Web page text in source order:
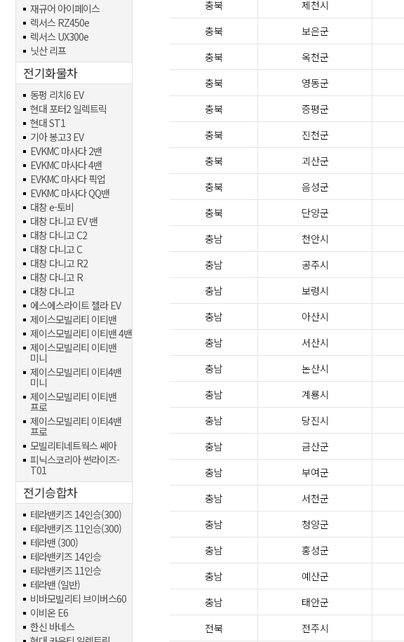
재규어 아이페이스
렉서스 RZ450e
렉서스 UX300e
닛산 리프
전기화물차
동펑 리치6 EV
현대 포터2 일렉트릭
현대 ST1
기아 봉고3 EV
EVKMC 마사다 2밴
EVKMC 마사다 4밴
EVKMC 마사다 픽업
EVKMC 마사다 QQ밴
대창 e-토비
대창 다니고 EV 밴
대창 다니고 C2
대창 다니고 C
대창 다니고 R2
대창 다니고 R
대창 다니고
에스에스라이트 젤라 EV
제이스모빌리티 이티밴
제이스모빌리티 이티밴 4밴
제이스모빌리티 이티밴
미니
제이스모빌리티 이티4밴
미니
제이스모빌리티 이티밴
프로
제이스모빌리티 이티4밴
프로
모빌리티네트웍스 쎄아
피닉스코리아 썬라이즈-
T01
전기승합차
테라밴키즈 14인승(300)
테라밴키즈 11인승(300)
테라밴 (300)
테라밴키즈 14인승
테라밴키즈 11인승
테라밴 (일반)
비바모빌리티 브이버스60
이비온 E6
한신 바네스
충북
제천시
충북
보은군
충북
옥천군
충북
영동군
충북
증평군
충북
진천군
충북
괴산군
충북
음성군
충북
단양군
충남
천안시
충남
공주시
충남
보령시
충남
아산시
충남
서산시
충남
논산시
충남
계룡시
충남
당진시
충남
금산군
충남
부여군
충남
서천군
충남
청양군
충남
홍성군
충남
예산군
충남
태안군
전북
전주시